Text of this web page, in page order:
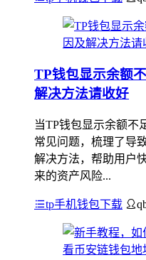
TP钱包显示余额
解决方法请收好
当TP钱包显示余额不
常见问题，梳理了导
解决方法，帮助用户
来的资产风险...
tp手机钱包下载